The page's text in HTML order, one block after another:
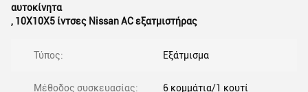
αυτοκίνητα
, 10X10X5 ίντσες Nissan AC εξατμιστήρας
Τύπος: Εξάτμισμα
Μέθοδος συσκευασίας: 6 κομμάτια/1 κουτί